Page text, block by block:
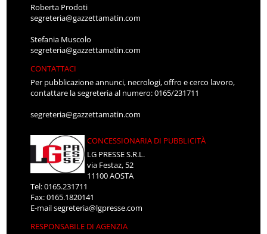
Roberta Prodoti
segreteria@gazzettamatin.com
Stefania Muscolo
segreteria@gazzettamatin.com
CONTATTACI
Per pubblicazione annunci, necrologi, offro e cerco lavoro,
contattare la segreteria al numero: 0165/231711
segreteria@gazzettamatin.com
CONCESSIONARIA DI PUBBLICITÀ
LG PRESSE S.R.L.
via Festaz, 52
11100 AOSTA
Tel: 0165.231711
Fax: 0165.1820141
E-mailsegreteria@lgpresse.com
RESPONSABILE DI AGENZIA